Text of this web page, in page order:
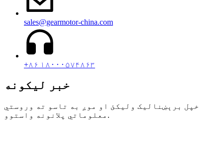
sales@gearmotor-china.com
+۸۶ ۱۸۰۰۰۵۷۴۸۶۳
خبر لیکونه
خپل برېښنالیک ولیکئ او موږ به تاسو ته وروستي
معلوماتي پلانونه واستوو.